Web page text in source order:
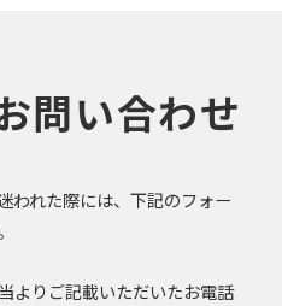
問い合わせ
われた際には、下記のフォー
よりご記載いただいたお電話